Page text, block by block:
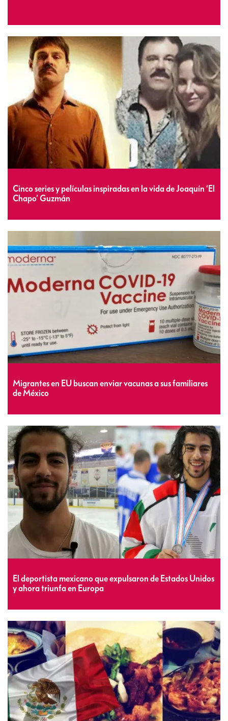
Cinco series y películas inspiradas en la vida de Joaquín ‘El
Chapo’ Guzmán
Migrantes en EU buscan enviar vacunas a sus familiares
de México
El deportista mexicano que expulsaron de Estados Unidos
y ahora triunfa en Europa